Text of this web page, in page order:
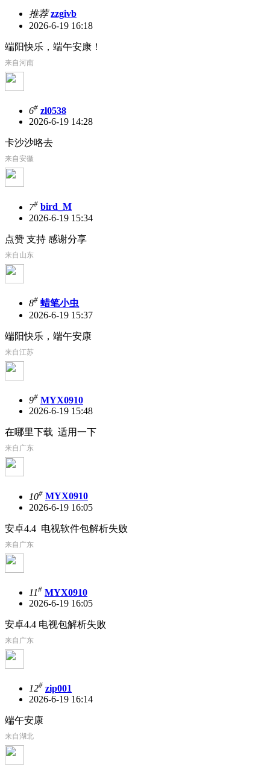
推荐zzgivb
2026-6-19 16:18
端阳快乐，端午安康！
来自河南
6# zl0538
2026-6-19 14:28
卡沙沙咯去
来自安徽
7# bird_M
2026-6-19 15:34
点赞 支持 感谢分享
来自山东
8# 蜡笔小虫
2026-6-19 15:37
端阳快乐，端午安康
来自江苏
9# MYX0910
2026-6-19 15:48
在哪里下载 适用一下
来自广东
10# MYX0910
2026-6-19 16:05
安卓4.4 电视软件包解析失败
来自广东
11# MYX0910
2026-6-19 16:05
安卓4.4 电视包解析失败
来自广东
12# zip001
2026-6-19 16:14
端午安康
来自湖北